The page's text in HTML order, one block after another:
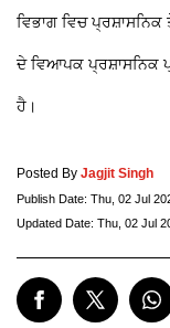
ਵਿਭਾਗ ਵਿਚ
ਦੇ ਵਿਆਪਕ ਪ੍ਰਸ਼ਾਸਨਿਕ
ਹੈ।
Posted By Jagjit Singh
Publish Date: Thu, 02 Jul
Updated Date: Thu, 02 Jul